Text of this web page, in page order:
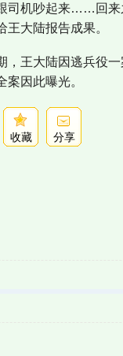
司机吵起来……回
大陆报告成果。
王大陆因逃兵役
因此曝光。
收藏 分享